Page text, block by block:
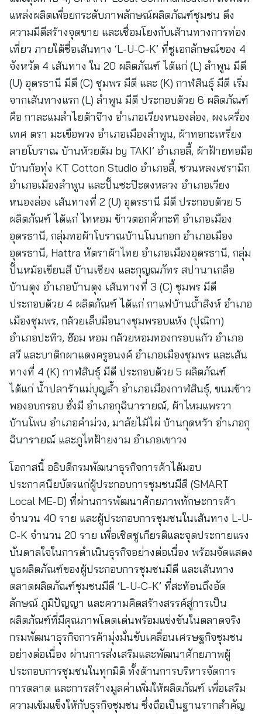
แหล่งผลิตเพื่อยกระดับภาพลักษณ์ผลิตภัณฑ์ชุมชน ดึง
ความมีดีสร้างจุดขาย และเชื่อมโยงกับเส้านทางการท่อง
เที่ยว ภายใต้ชื่อเส้นทาง ‘L-U-C-K’ ที่ชูเอกลักษณ์ของ 4
จังหวัด 4 เส้นทาง ใน 20 ผลิตภัณฑ์ ได้แก่ (L) ลำพูน มีดี
(U) อุดรธานี มีดี (C) ชุมพร มีดี และ (K) กาฬสินธุ์ มีดี เริ่ม
จากเส้นทางแรก (L) ลำพูน มีดี ประกอบด้วย 6 ผลิตภัณฑ์
คือ กาละแมลำไยต้าจ๊าง อำเภอเวียงหนองล่อง, ผงเครื่อง
เทศ ตรา มะเขือพวง อำเภอเมืองลำพูน, ผ้าทอกะเหรี่ยง
ลายโบราณ บ้านห้วยต้ม by TAKI’ อำเภอลี้, ผ้าฝ้ายทอมือ
บ้านก้อทุ่ง KT Cotton Studio อำเภอลี้, ชวนหลงเซรามิก
อำเภอเมืองลำพูน และปั้นซะป๊ะดงหลวง อำเภอเวียง
หนองล่อง เส้นทางที่ 2 (U) อุดรธานี มีดี ประกอบด้วย 5
ผลิตภัณฑ์ ได้แก่ ไทหอม ข้าวตอกคั่วกะทิ อำเภอเมือง
อุดรธานี, กลุ่มทอผ้าโบราณบ้านโนนกอก อำเภอเมือง
อุดรธานี, Hattra หัตราผ้าไทย อำเภอเมืองอุดรธานี, กลุ่ม
ปั้นหม้อเขียนสี บ้านเชียง และกุญณภัทร สปานาเกลือ
บ้านดุง อำเภอบ้านดุง เส้นทางที่ 3 (C) ชุมพร มีดี
ประกอบด้วย 4 ผลิตภัณฑ์ ได้แก่ กาแฟบ้านถ้ำสิงห์ อำเภอ
เมืองชุมพร, กล้วยเล็บมือนางชุมพรอบแห้ง (ปุณิกา)
อำเภอปะทิว, ฮ๊อม หอม กล้วยหอมทองกรอบแก้ว อำเภอ
สวี และบาติกผาแดงครูอนงค์ อำเภอเมืองชุมพร และเส้น
ทางที่ 4 (K) กาฬสินธุ์ มีดี ประกอบด้วย 5 ผลิตภัณฑ์
ได้แก่ น้ำปลาร้าแม่บุญล้ำ อำเภอเมืองกาฬสินธุ์, ขนมข้าว
พองอบกรอบ ฮั่งมี อำเภอกุฉินารายณ์, ผ้าไหมแพรวา
บ้านโพน อำเภอคำม่วง, มาลัยไม้ไผ่ บ้านกุดหว้า อำเภอกุ
ฉินารายณ์ และภูไทฝ้ายงาม อำเภอเขาวง
โอกาสนี้ อธิบดีกรมพัฒนาธุรกิจการค้าได้มอบ
ประกาศนียบัตรแก่ผู้ประกอบการชุมชนมีดี (SMART
Local ME-D) ที่ผ่านการพัฒนาศักยภาพทักษะการค้า
จำนวน 40 ราย และผู้ประกอบการชุมชนในเส้นทาง L-U-
C-K จำนวน 20 ราย เพื่อเชิดชูเกียรติและจุดประกายแรง
บันดาลใจในการดำเนินธุรกิจอย่างต่อเนื่อง พร้อมจัดแสดง
บูธผลิตภัณฑ์ของผู้ประกอบการชุมชนมีดี และเส้นทาง
ตลาดผลิตภัณฑ์ชุมชนมีดี ‘L-U-C-K’ ที่สะท้อนถึงอัต
ลักษณ์ ภูมิปัญญา และความคิดสร้างสรรค์สู่การเป็น
ผลิตภัณฑ์ที่มีคุณภาพโดดเด่นพร้อมแข่งขันในตลาดจริง
กรมพัฒนาธุรกิจการค้ามุ่งมั่นขับเคลื่อนเศรษฐกิจชุมชน
อย่างต่อเนื่อง ผ่านการส่งเสริมและพัฒนาศักยภาพผู้
ประกอบการชุมชนในทุกมิติ ทั้งด้านการบริหารจัดการ
การตลาด และการสร้างมูลค่าเพิ่มให้ผลิตภัณฑ์ เพื่อเสริม
ความเข้มแข็งให้กับธุรกิจชุมชน ซึ่งถือเป็นฐานรากสำคัญ